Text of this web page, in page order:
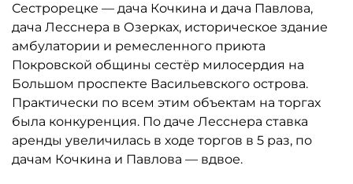
Сестрорецке — дача Кочкина и дача Павлова,
дача Лесснера в Озерках, историческое здание
амбулатории и ремесленного приюта
Покровской общины сестёр милосердия на
Большом проспекте Васильевского острова.
Практически по всем этим объектам на торгах
была конкуренция. По даче Лесснера ставка
аренды увеличилась в ходе торгов в 5 раз, по
дачам Кочкина и Павлова — вдвое.